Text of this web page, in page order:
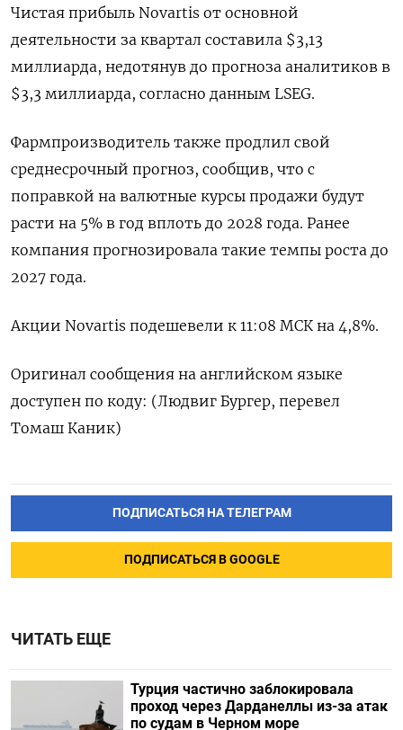
Чистая прибыль Novartis от основной
деятельности за квартал составила $3,13
миллиарда, недотянув до прогноза аналитиков в
$3,3 миллиарда, согласно данным LSEG.
Фармпроизводитель также продлил свой
среднесрочный прогноз, сообщив, что с
поправкой на валютные курсы продажи будут
расти на 5% в год вплоть до 2028 года. Ранее
компания прогнозировала такие темпы роста до
2027 года.
Акции Novartis подешевели к 11:08 МСК на 4,8%.
Оригинал сообщения на английском языке
доступен по коду: (Людвиг Бургер, перевел
Томаш Каник)
ПОДПИСАТЬСЯ НА ТЕЛЕГРАМ
ПОДПИСАТЬСЯ В GOOGLE
ЧИТАТЬ ЕЩЕ
Турция частично заблокировала
проход через Дарданеллы из-за атак
по судам в Черном море